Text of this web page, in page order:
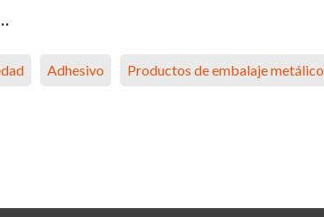
Adhesivo Productos de embalaje metálico